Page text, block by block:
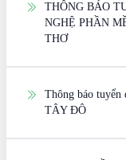
THÔNG BÁO
NGHỆ PHẦN
THƠ
Thông báo
TÂY ĐÔ